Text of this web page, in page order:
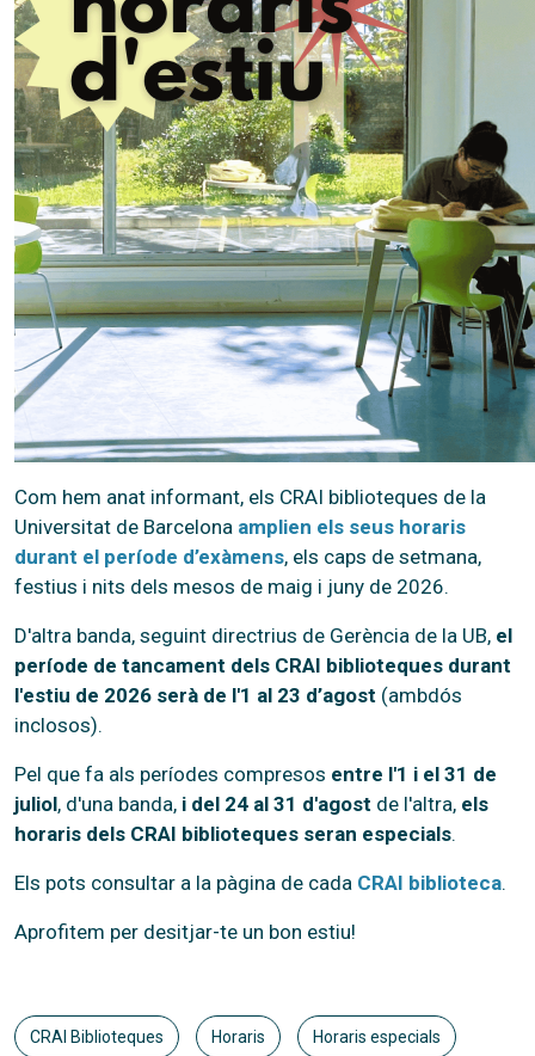
Com hem anat informant, els CRAI biblioteques de la
Universitat de Barcelona amplien els seus horaris
durant el període d’exàmens, els caps de setmana,
festius i nits dels mesos de maig i juny de 2026.
D'altra banda, seguint directrius de Gerència de la UB, el
període de tancament dels CRAI biblioteques durant
l'estiu de 2026 serà de l'1 al 23 d’agost (ambdós
inclosos).
Pel que fa als períodes compresos entre l'1 i el 31 de
juliol, d'una banda, i del 24 al 31 d'agost de l'altra, els
horaris dels CRAI biblioteques seran especials.
Els pots consultar a la pàgina de cada CRAI biblioteca.
Aprofitem per desitjar-te un bon estiu!
CRAI Biblioteques Horaris Horaris especials